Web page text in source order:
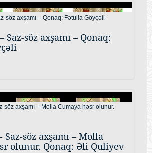
Saz-söz axşamı – Qonaq:
Saz-söz axşamı – Molla
olunur. Qonaq: Əli Quliyev